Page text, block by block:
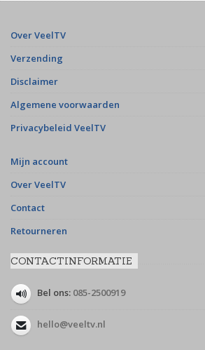
Over VeelTV
Verzending
Disclaimer
Algemene voorwaarden
Privacybeleid VeelTV
Mijn account
Over VeelTV
Contact
Retourneren
CONTACTINFORMATIE
Bel ons: 085-2500919
hello@veeltv.nl